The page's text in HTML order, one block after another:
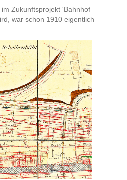
Zukunftsprojekt 'Bahnhof
war schon 1910 eigentlich